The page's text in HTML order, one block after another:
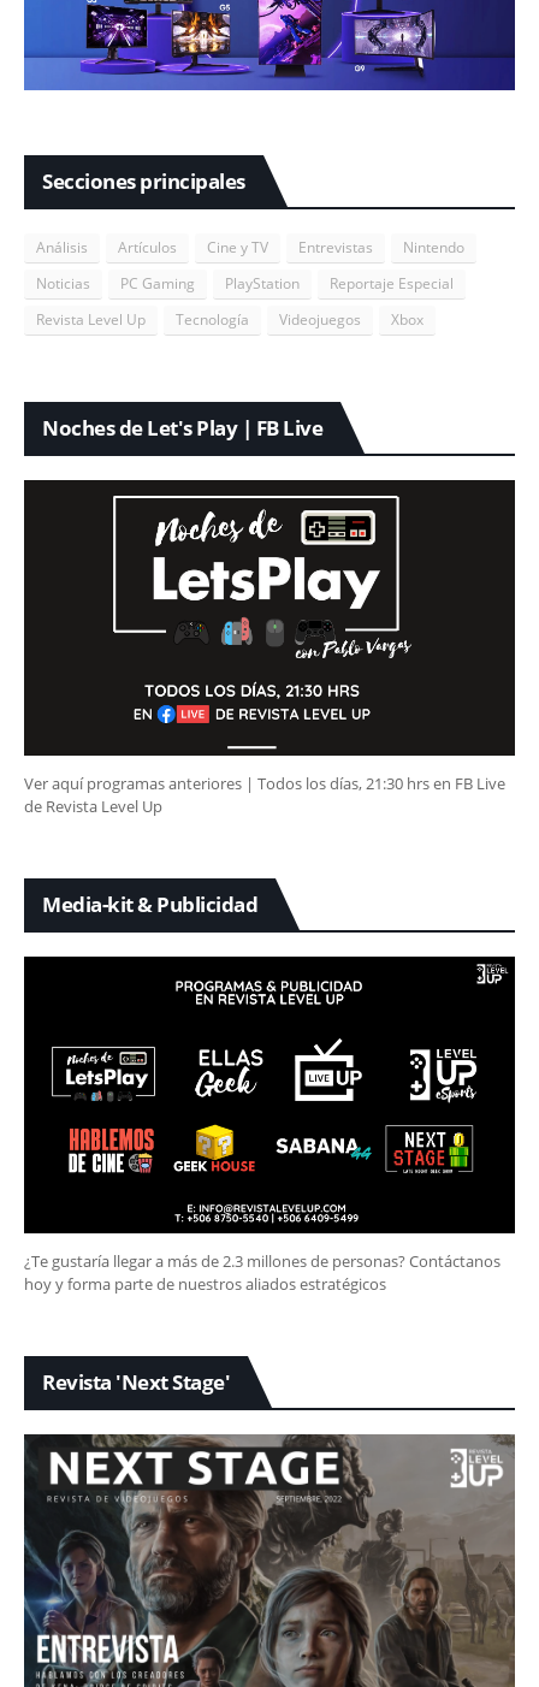
Secciones principales
Análisis Artículos Cine y TV Entrevistas
Nintendo
Noticias
PC Gaming PlayStation
Reportaje Especial
Revista Level Up
Tecnología Videojuegos Xbox
Noches de Let's Play | FB Live
Ver aquí programas anteriores | Todos los días, 21:30 hrs en FB Live
de Revista Level Up
Media-kit & Publicidad
¿Te gustaría llegar a más de 2.3 millones de personas? Contáctanos
hoy y forma parte de nuestros aliados estratégicos
Revista 'Next Stage'